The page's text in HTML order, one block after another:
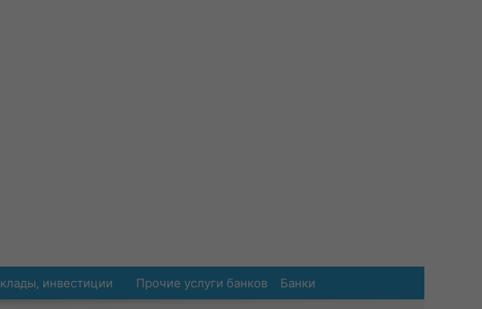
инвестиции Прочие услуги банков Банки